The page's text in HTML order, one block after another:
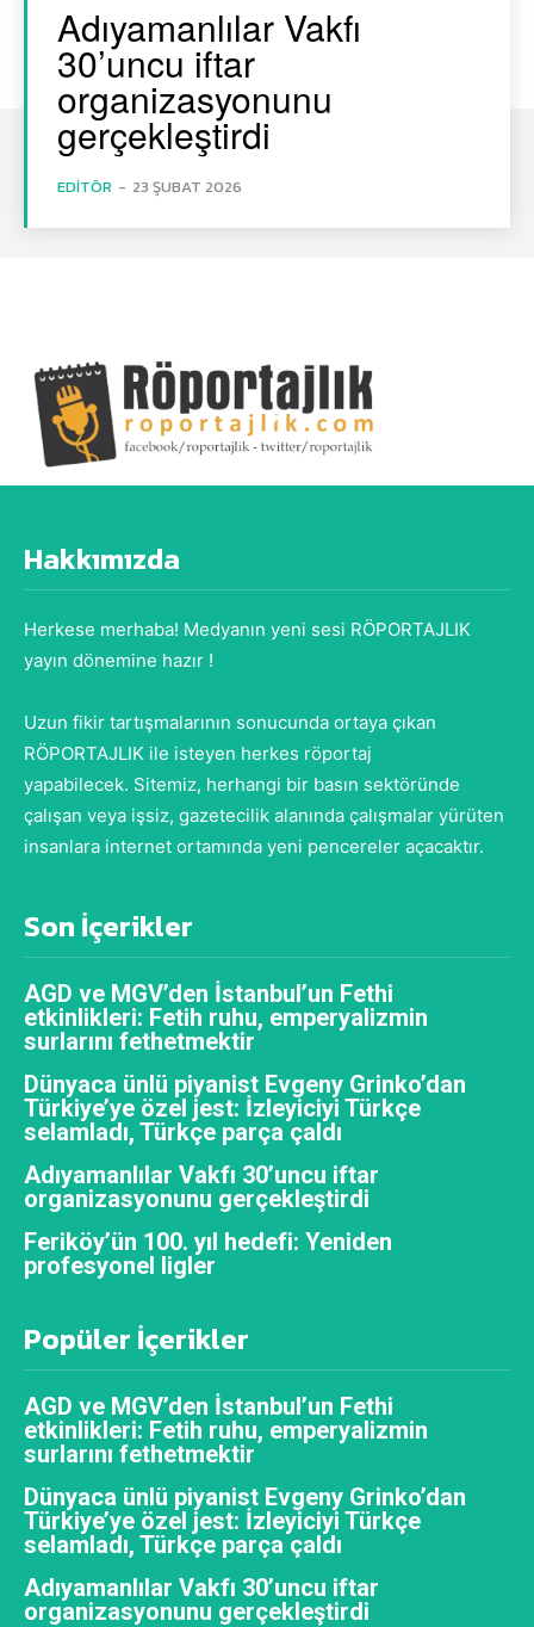
Adıyamanlılar Vakfı
30’uncu iftar
organizasyonunu
gerçekleştirdi
EDITÖR - 23 ŞUBAT 2026
Hakkımızda
Herkese merhaba! Medyanın yeni sesi RÖPORTAJLIK
yayın dönemine hazır !
Uzun fikir tartışmalarının sonucunda ortaya çıkan
RÖPORTAJLIK ile isteyen herkes röportaj
yapabilecek. Sitemiz, herhangi bir basın sektöründe
çalışan veya işsiz, gazetecilik alanında çalışmalar yürüten
insanlara internet ortamında yeni pencereler açacaktır.
Son İçerikler
AGD ve MGV’den İstanbul’un Fethi
etkinlikleri: Fetih ruhu, emperyalizmin
surlarını fethetmektir
Dünyaca ünlü piyanist Evgeny Grinko’dan
Türkiye’ye özel jest: İzleyiciyi Türkçe
selamladı, Türkçe parça çaldı
Adıyamanlılar Vakfı 30’uncu iftar
organizasyonunu gerçekleştirdi
Feriköy’ün 100. yıl hedefi: Yeniden
profesyonel ligler
Popüler İçerikler
AGD ve MGV’den İstanbul’un Fethi
etkinlikleri: Fetih ruhu, emperyalizmin
surlarını fethetmektir
Dünyaca ünlü piyanist Evgeny Grinko’dan
Türkiye’ye özel jest: İzleyiciyi Türkçe
selamladı, Türkçe parça çaldı
Adıyamanlılar Vakfı 30’uncu iftar
organizasyonunu gerçekleştirdi